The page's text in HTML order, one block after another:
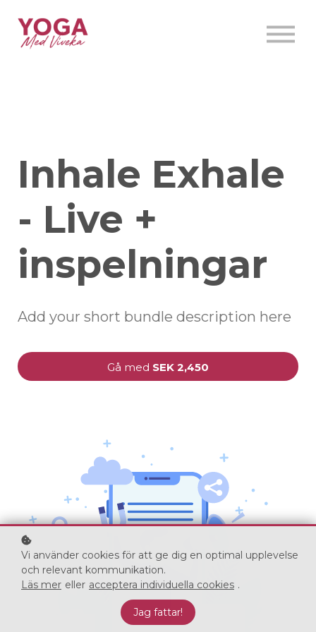
LOGGA IN
Inhale Exhale
- Live +
inspelningar
Add your short bundle description here
Gå med SEK 2,450
Vi använder cookies för att ge dig en optimal upplevelse
och relevant kommunikation.
Läs mer eller acceptera individuella cookies .
Jag fattar!